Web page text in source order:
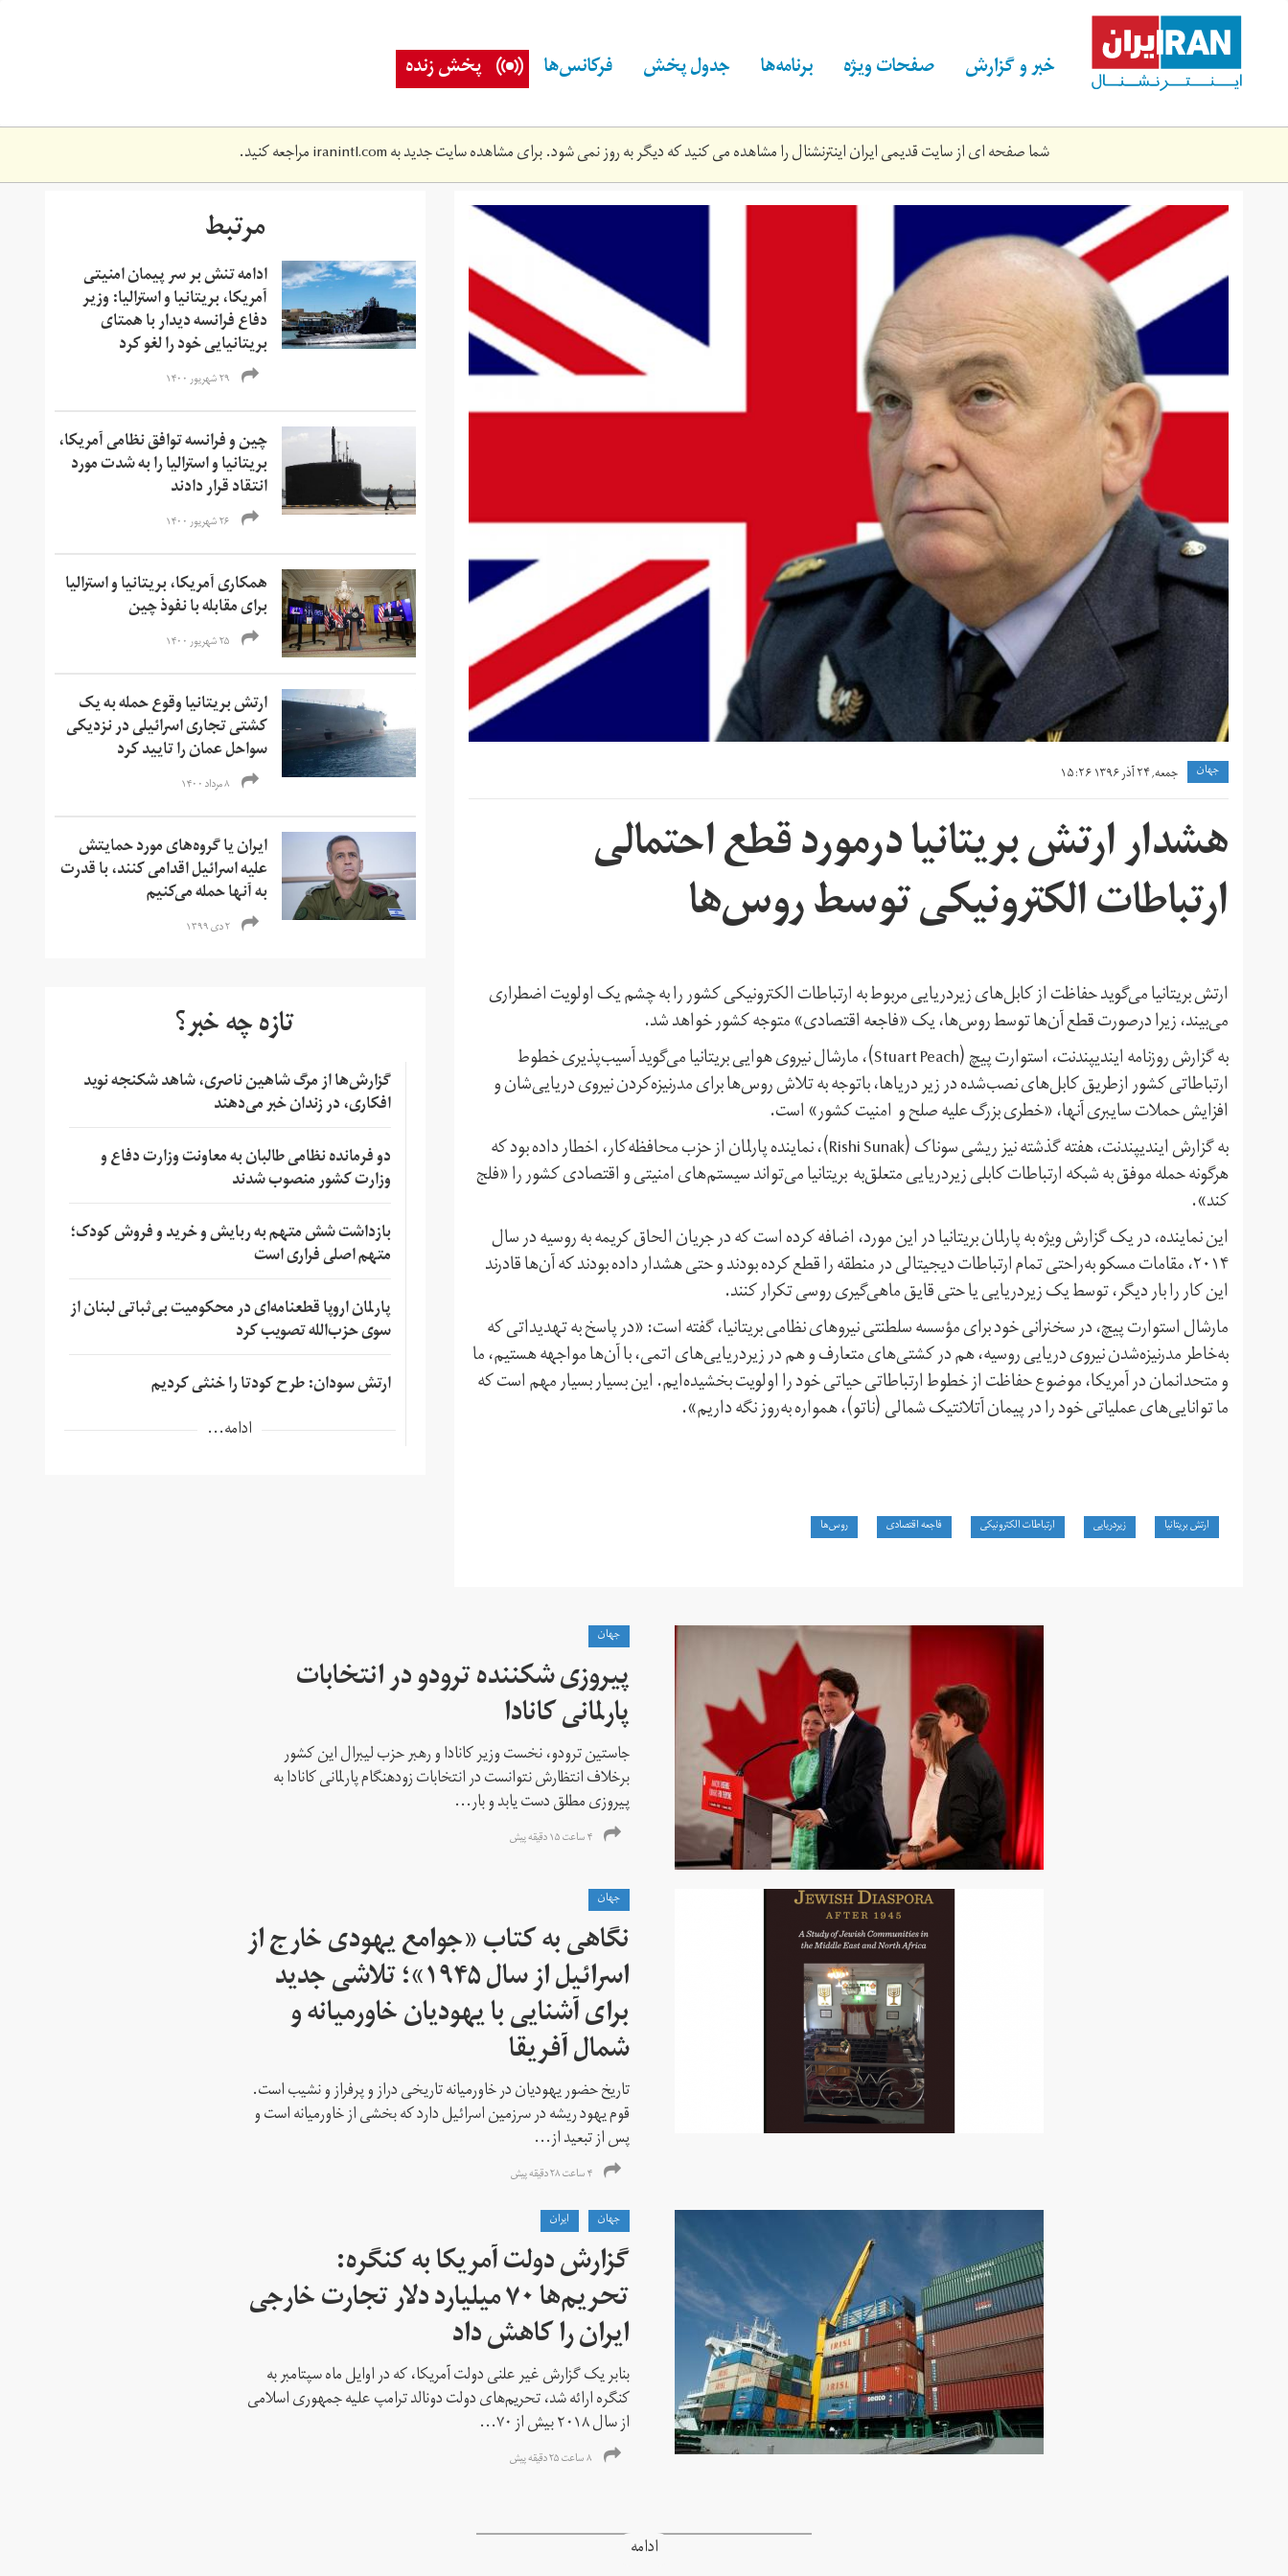
content خبر و گزارش صفحات ویژه برنامه‌ها جدول پخش فرکانس‌ها پخش زنده
شما صفحه ای از سایت قدیمی ایران اینترنشنال را مشاهده می کنید که دیگر به روز نمی شود. برای مشاهده سایت جدید بهiranintl.comمراجعه کنید.
sir-
stuart-
peach2.jpg
جهان جمعه, ۲۴ آذر ۱۳۹۶ ۱۵:۲۶
هشدار ارتش بریتانیا درمورد قطع احتمالی
ارتباطات الکترونیکی توسط روس‌ها
ارتش بریتانیا می‌گوید حفاظت از کابل‌های زیردریایی مربوط به ارتباطات الکترونیکی کشور را به چشم یک اولویت اضطراری
می‌بیند، زیرا درصورت قطع آن‌ها توسط روس‌ها، یک «فاجعه اقتصادی» متوجه کشور خواهد شد.
به گزارش روزنامه ایندیپندنت، استوارت پیچ (Stuart Peach)، مارشال نیروی هوایی بریتانیا می‌گوید آسیب‌پذیری خطوط
ارتباطاتی کشور ازطریق کابل‌های نصب‌شده در زیر دریاها، باتوجه به تلاش روس‌ها برای مدرنیزه‌کردن نیروی دریایی‌شان و
افزایش حملات سایبری آنها، «خطری بزرگ علیه صلح و امنیت کشور» است.
به گزارش ایندیپندنت، هفته گذشته نیز ریشی سوناک (Rishi Sunak)، نماینده پارلمان از حزب محافظه‌کار، اخطار داده بود که
هرگونه حمله موفق به شبکه ارتباطات کابلی زیردریایی متعلق‌به بریتانیا می‌تواند سیستم‌های امنیتی و اقتصادی کشور را «فلج
کند».
این نماینده، در یک گزارش ویژه به پارلمان بریتانیا در این مورد، اضافه کرده است که در جریان الحاق کریمه به روسیه در سال
۲۰۱۴، مقامات مسکو به‌راحتی تمام ارتباطات دیجیتالی در منطقه را قطع کرده بودند و حتی هشدار داده بودند که آن‌ها قادرند
این کار را بار دیگر، توسط یک زیردریایی یا حتی قایق ماهی‌گیری روسی تکرار کنند.
مارشال استوارت پیچ، در سخنرانی خود برای مؤسسه سلطنتی نیروهای نظامی بریتانیا، گفته است: «در پاسخ به تهدیداتی که
به‌خاطر مدرنیزه‌شدن نیروی دریایی روسیه، هم در کشتی‌های متعارف و هم در زیردریایی‌های اتمی، با آن‌ها مواجهه هستیم، ما
و متحدانمان در آمریکا، موضوع حفاظت از خطوط ارتباطاتی حیاتی خود را اولویت بخشیده‌ایم. این بسیار بسیار مهم است که
ما توانایی‌های عملیاتی خود را در پیمان آتلانتیک شمالی (ناتو)، همواره به‌روز نگه داریم».
ارتش بریتانیا زیردریایی ارتباطات الکترونیکی فاجعه اقتصادی روس‌ها
مرتبط
ادامه تنش بر سر پیمان امنیتی
آمریکا، بریتانیا و استرالیا: وزیر
دفاع فرانسه دیدار با همتای
بریتانیایی‌ خود را لغو کرد
۲۹ شهریور ۱۴۰۰
چین و فرانسه توافق نظامی آمریکا،
بریتانیا و استرالیا را به شدت مورد
انتقاد قرار دادند
۲۶ شهریور ۱۴۰۰
همکاری آمریکا، بریتانیا و استرالیا
برای مقابله با نفوذ چین
۲۵ شهریور ۱۴۰۰
ارتش بریتانیا وقوع حمله به یک
کشتی تجاری اسرائیلی در نزدیکی
سواحل عمان را تایید کرد
۸ مرداد ۱۴۰۰
ایران یا گروه‌های مورد حمایتش
علیه اسرائیل اقدامی کنند، با قدرت
به آنها حمله می‌کنیم
۲ دی ۱۳۹۹
تازه چه خبر؟
گزارش‌ها از مرگ شاهین ناصری، شاهد شکنجه نوید
افکاری، در زندان خبر می‌دهند
دو فرمانده نظامی طالبان به معاونت وزارت دفاع و
وزارت کشور منصوب شدند
بازداشت شش متهم به ربایش و خرید و فروش کودک؛
متهم اصلی فراری است
پارلمان اروپا قطعنامه‌ای در محکومیت بی‌ثباتی لبنان از
سوی حزب‌الله تصویب کرد
ارتش سودان: طرح کودتا را خنثی کردیم
ادامه...
جهان
پیروزی شکننده ترودو در انتخابات
پارلمانی کانادا
جاستین ترودو، نخست وزیر کانادا و رهبر حزب لیبرال این کشور
برخلاف انتظارش نتوانست در انتخابات زود‌هنگام پارلمانی کانادا به
پیروزی مطلق دست یابد و بار...
۴ ساعت ۱۵ دقیقه پیش
جهان
نگاهی به کتاب «جوامع یهودی خارج از
اسرائیل از سال ۱۹۴۵»؛ تلاشی جدید
برای آشنایی با یهودیان خاورمیانه و
شمال آفریقا
تاریخ حضور یهودیان در خاورمیانه تاریخی دراز و پرفراز و نشیب است.
قوم یهود ریشه در سرزمین اسرائیل دارد که بخشی از خاورمیانه است و
پس از تبعید از...
۴ ساعت ۲۸ دقیقه پیش
جهان
ايران
گزارش دولت آمریکا به کنگره:
تحریم‌ها ۷۰ میلیارد دلار تجارت خارجی
ایران را کاهش داد
بنابر یک گزارش غیر علنی دولت آمریکا، که در اوایل ماه سپتامبر به
کنگره ارائه شد، تحریم‌های دولت دونالد ترامپ علیه جمهوری اسلامی
از سال ۲۰۱۸ بیش از ۷۰...
۸ ساعت ۲۵ دقیقه پیش
ادامه